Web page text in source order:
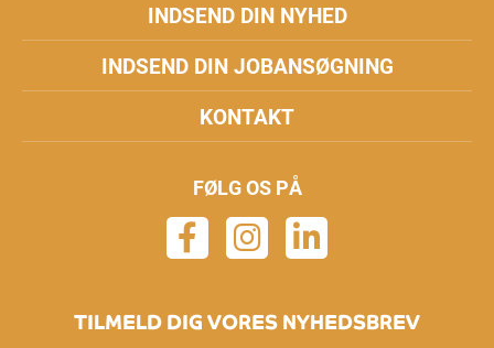
INDSEND DIN NYHED
INDSEND DIN JOBANSØGNING
KONTAKT
FØLG OS PÅ
TILMELD DIG VORES NYHEDSBREV